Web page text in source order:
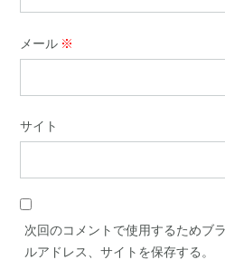
メール ※
サイト
次回のコメントで使用するためブ
ルアドレス、サイトを保存する。